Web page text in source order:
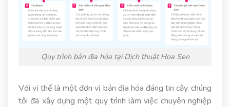
Quy trình bản địa hóa tại Dịch thuật Hoa Sen
Với vị thế là một đơn vị bản địa hóa đáng tin cậy, chúng
tôi đã xây dựng một quy trình làm việc chuyên nghiệp